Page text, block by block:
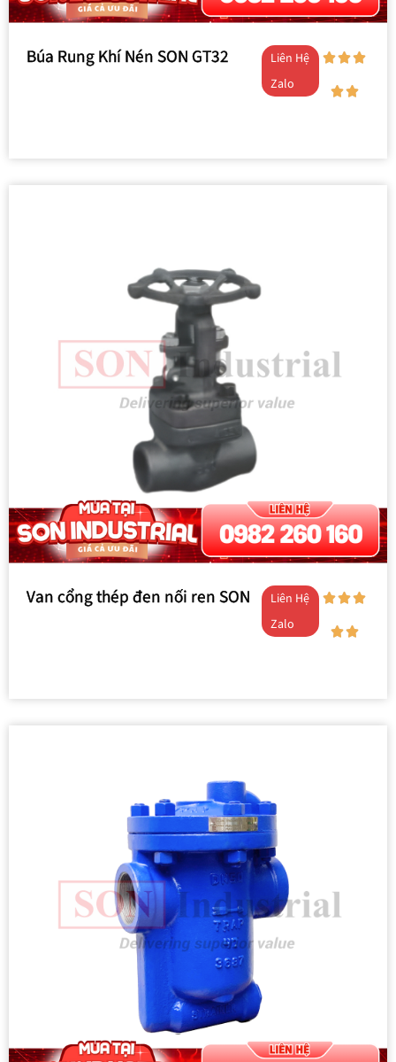
Búa Rung Khí Nén SON GT32
Liên Hệ
Zalo
Van cổng thép đen nối ren SON
Liên Hệ
Zalo